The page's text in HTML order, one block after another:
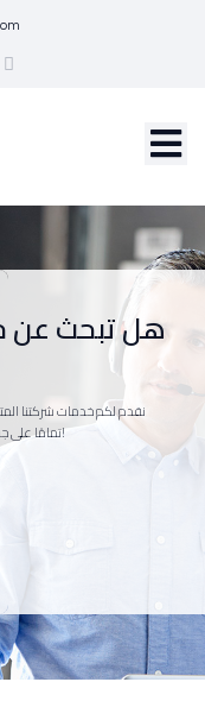
هل تبحث عن
نقدم لكم خدمات شركتنا
تمامًا على جميع مراحل نقل العفش - من الفك، والتغليف، وحتى التركيب!